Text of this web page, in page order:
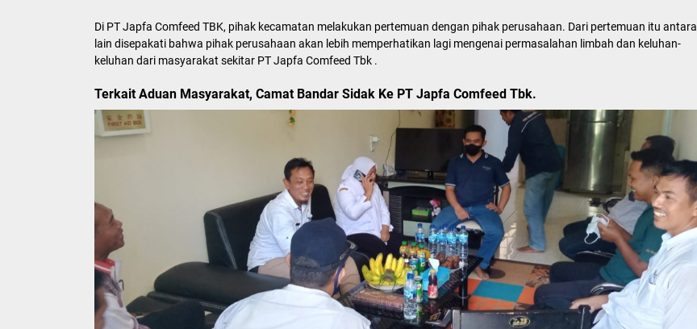
Di PT Japfa Comfeed TBK, pihak kecamatan melakukan pertemuan dengan pihak perusahaan. Dari pertemuan itu antara
lain disepakati bahwa pihak perusahaan akan lebih memperhatikan lagi mengenai permasalahan limbah dan keluhan-
keluhan dari masyarakat sekitar PT Japfa Comfeed Tbk .
Terkait Aduan Masyarakat, Camat Bandar Sidak Ke PT Japfa Comfeed Tbk.